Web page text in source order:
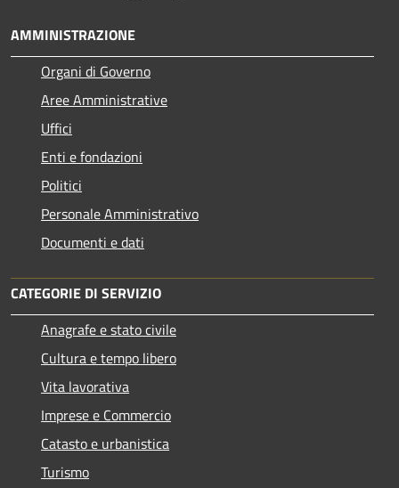
AMMINISTRAZIONE
Organi di Governo
Aree Amministrative
Uffici
Enti e fondazioni
Politici
Personale Amministrativo
Documenti e dati
CATEGORIE DI SERVIZIO
Anagrafe e stato civile
Cultura e tempo libero
Vita lavorativa
Imprese e Commercio
Catasto e urbanistica
Turismo